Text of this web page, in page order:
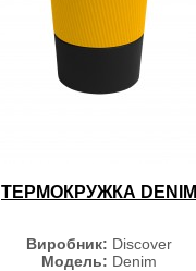
ТЕРМОКРУЖКА DENIM
Виробник: Discover
Модель: Denim